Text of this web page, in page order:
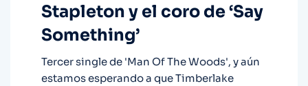
Stapleton y el coro de ‘Say
Something’
Tercer single de 'Man Of The Woods', y aún
estamos esperando a que Timberlake